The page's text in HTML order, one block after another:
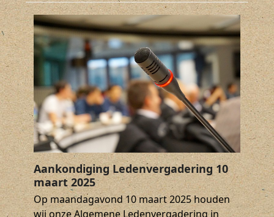
Aankondiging Ledenvergadering 10
maart 2025
Op maandagavond 10 maart 2025 houden
wij onze Algemene Ledenvergadering in